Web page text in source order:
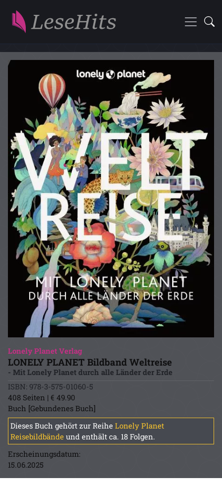
Lonely Planet Verlag
LONELY PLANET Bildband Weltreise
- Mit Lonely Planet durch alle Länder der Erde
ISBN: 978-3-575-01060-5
408 Seiten | € 49.90
Buch [Gebundenes Buch]
Dieses Buch gehört zur Reihe Lonely Planet
Reisebildbände und enthält ca. 18 Folgen.
Erscheinungsdatum:
15.06.2025